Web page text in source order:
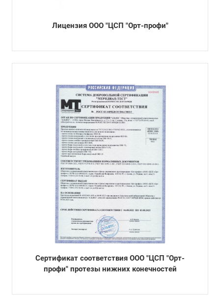
Лицензия ООО "ЦСП "Орт-профи"
Сертификат соответствия ООО "ЦСП "Орт-
профи" протезы нижних конечностей